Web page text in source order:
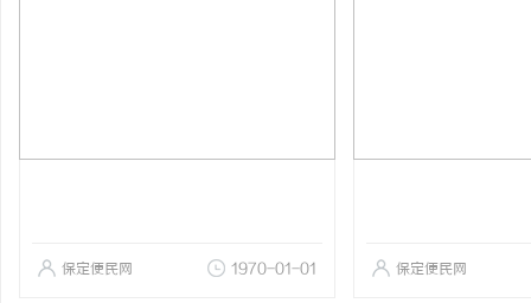
保定便民网 1970-01-01 保定便民网